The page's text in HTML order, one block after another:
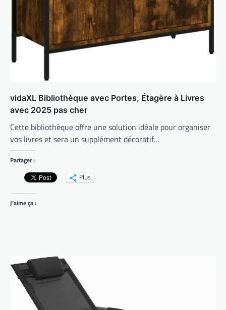
vidaXL Bibliothèque avec Portes, Étagère à Livres
avec 2025 pas cher
Cette bibliothèque offre une solution idéale pour organiser
vos livres et sera un supplément décoratif…
Partager :
Plus
J’aime ça :